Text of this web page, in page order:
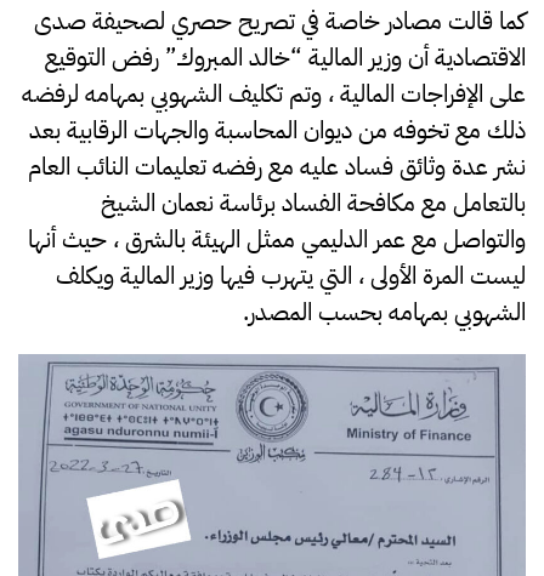
كما قالت مصادر خاصة في تصريح حصري لصحيفة صدى
الاقتصادية أن وزير المالية “خالد المبروك” رفض التوقيع
على الإفراجات المالية ، وتم تكليف الشهوبي بمهامه لرفضه
ذلك مع تخوفه من ديوان المحاسبة والجهات الرقابية بعد
نشر عدة وثائق فساد عليه مع رفضه تعليمات النائب العام
بالتعامل مع مكافحة الفساد برئاسة نعمان الشيخ
والتواصل مع عمر الدليمي ممثل الهيئة بالشرق ، حيث أنها
ليست المرة الأولى ، التي يتهرب فيها وزير المالية ويكلف
الشهوبي بمهامه بحسب المصدر.